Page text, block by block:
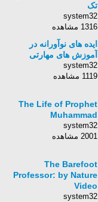
تک
system32
1316 مشاهده
ایده های نوآورانه در
آموزش های مهارتی
system32
1119 مشاهده
The Life of Prophet
Muhammad
system32
2001 مشاهده
The Barefoot
Professor: by Nature
Video
system32